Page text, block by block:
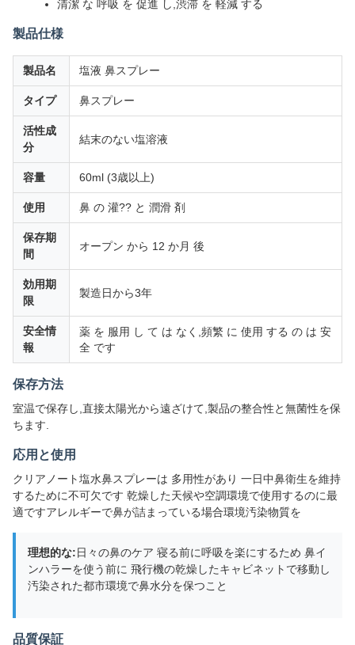
清潔 な 呼吸 を 促進 し,渋滞 を 軽減 する
製品仕様
製品名 塩液 鼻スプレー
タイプ 鼻スプレー
活性成
分
結末のない塩溶液
容量 60ml (3歳以上)
使用 鼻 の 灌?? と 潤滑 剤
保存期
間
オープン から 12 か月 後
効用期
限
製造日から3年
安全情
報
薬 を 服用 し て は なく,頻繁 に 使用 する の は 安
全 です
保存方法
室温で保存し,直接太陽光から遠ざけて,製品の整合性と無菌性を保
ちます.
応用と使用
クリアノート塩水鼻スプレーは 多用性があり 一日中鼻衛生を維持
するために不可欠です 乾燥した天候や空調環境で使用するのに最
適ですアレルギーで鼻が詰まっている場合環境汚染物質を
理想的な:日々の鼻のケア 寝る前に呼吸を楽にするため 鼻イ
ンハラーを使う前に 飛行機の乾燥したキャビネットで移動し
汚染された都市環境で鼻水分を保つこと
品質保証